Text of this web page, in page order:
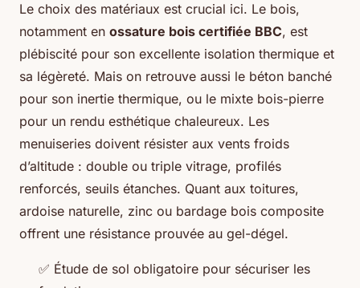
Le choix des matériaux est crucial ici. Le bois,
notamment en ossature bois certifiée BBC, est
plébiscité pour son excellente isolation thermique et
sa légèreté. Mais on retrouve aussi le béton banché
pour son inertie thermique, ou le mixte bois-pierre
pour un rendu esthétique chaleureux. Les
menuiseries doivent résister aux vents froids
d’altitude : double ou triple vitrage, profilés
renforcés, seuils étanches. Quant aux toitures,
ardoise naturelle, zinc ou bardage bois composite
offrent une résistance prouvée au gel-dégel.
✅ Étude de sol obligatoire pour sécuriser les